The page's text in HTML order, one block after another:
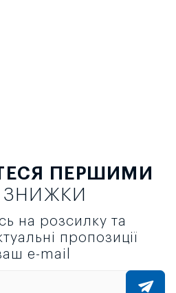
ПЕРШИМИ
ЗНИЖКИ
на розсилку та
пропозиції
e-mail